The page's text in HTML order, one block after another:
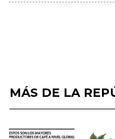
MÁS DE LA